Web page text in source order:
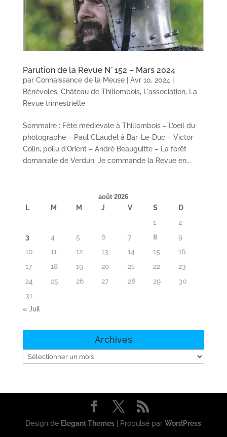
Parution de la Revue N° 152 – Mars 2024
par Connaissance de la Meuse| Avr 10, 2024
Bénévoles, Château de Thillombois, L'association,
La
Revue trimestrielle
Sommaire : Fête médiévale à Thillombois – L’oeil du
photographe – Paul CLaudel à Bar-Le-Duc – Victor
Colin, poilu d’Orient – André Beauguitte – La forêt
domaniale de Verdun. Je commande la Revue en...
août 2026
L M M J V S
D
1
2
3
4 5 6 7 8
9
10
11 12 13 14 15
16
17
18 19 20 21 22
23
24
25 26 27 28 29
30
31
« Juil
Archives
Archives
Design de Elegant Themes | Propulsé parWordPress